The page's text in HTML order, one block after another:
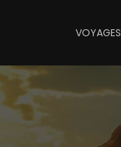
VOYAGES